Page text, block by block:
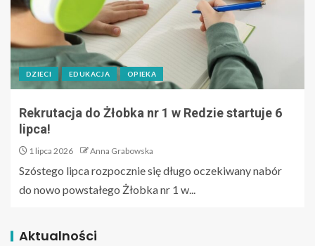
DZIECI EDUKACJA OPIEKA
Rekrutacja do Żłobka nr 1 w Redzie startuje 6
lipca!
1 lipca 2026 Anna Grabowska
Szóstego lipca rozpocznie się długo oczekiwany nabór
do nowo powstałego Żłobka nr 1 w...
Aktualności